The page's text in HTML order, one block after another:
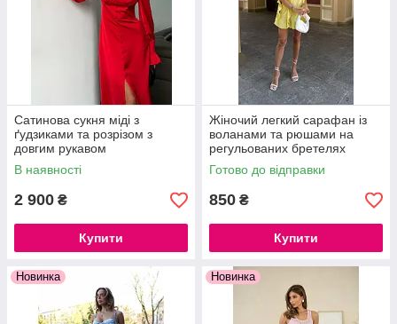
Сатинова сукня міді з
ґудзиками та розрізом з
довгим рукавом
В наявності
2 900 ₴
Купити
Жіночий легкий сарафан із
воланами та рюшами на
регульованих бретелях
Готово до відправки
850 ₴
Купити
Новинка Новинка